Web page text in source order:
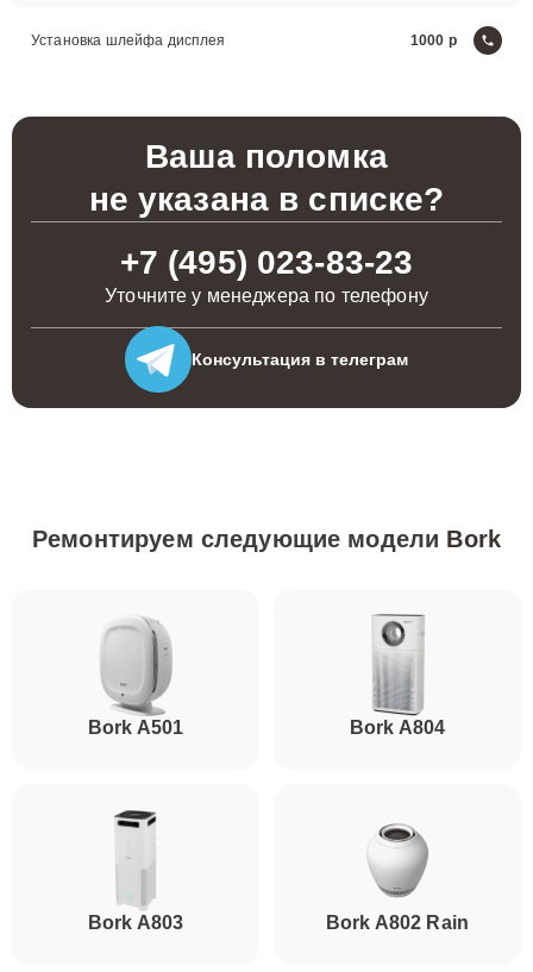
Установка шлейфа дисплея 1000
Ваша поломка
не указана в списке?
+7 (495) 023-83-23
Уточните у менеджера по телефону
Консультация в телеграм
Ремонтируем следующие модели Bork
Bork A501 Bork A804
Bork A803 Bork A802 Rain